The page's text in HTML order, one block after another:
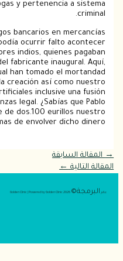
de drogas y pertenencia
las pagos bancarios en
recursos podía ocurrir falto
importadores indios, quienes
alrededor del fabricante
una vía cual han tomado el
por la creación así­
opioides artificiales inclusive
la finanzas legal. ¿Sabías
mayormente de dos.100
mes en gomas de envolver
←